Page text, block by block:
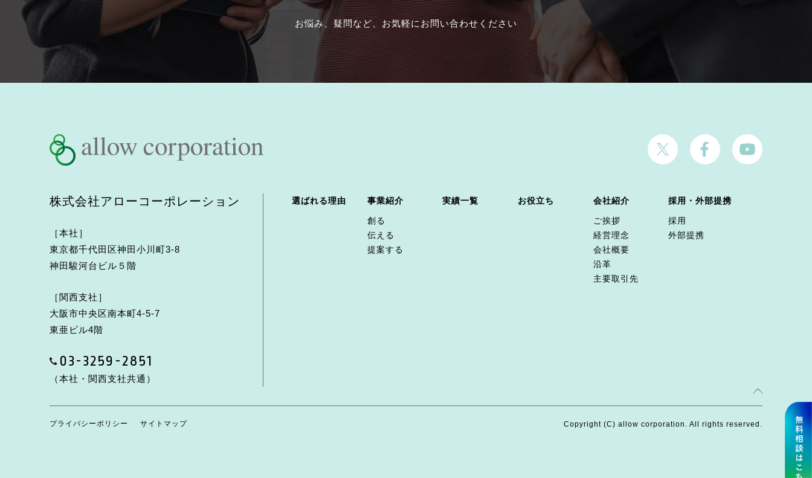
お悩み、疑問など、お気軽にお問い合わせください
株式会社アローコーポレーション
［本社］
東京都千代田区神田小川町3-8
神田駿河台ビル５階
［関西支社］
大阪市中央区南本町4-5-7
東亜ビル4階
03-3259-2851
（本社・関西支社共通）
選ばれる理由 事業紹介
創る
伝える
提案する
実績一覧 お役立ち 会社紹介
ご挨拶
経営理念
会社概要
沿革
主要取引先
採用・外部提携
採用
外部提携
プライバシーポリシー サイトマップ Copyright (C) allow corporation. All rights reserved.